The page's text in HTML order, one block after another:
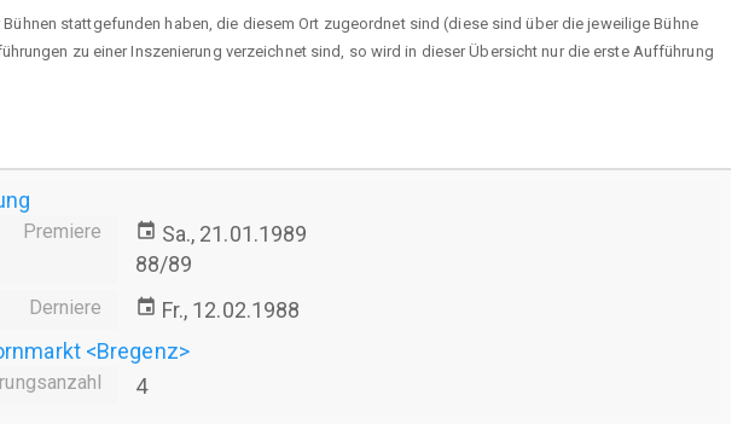
stattgefunden haben, die diesem Ort zugeordnet sind (diese sind über die jeweilige Bühne
zu einer Inszenierung verzeichnet sind, so wird in dieser Übersicht nur die erste Aufführung
Premiere event Sa., 21.01.1989
88/89
Derniere event Fr., 12.02.1988
<Bregenz>
4